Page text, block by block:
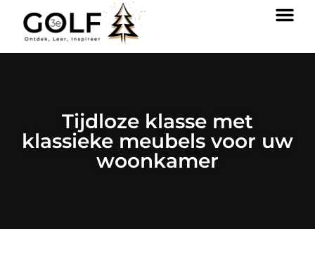
Tijdloze klasse met
klassieke meubels voor uw
woonkamer